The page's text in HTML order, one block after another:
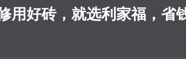
用好砖，就选利家福，省